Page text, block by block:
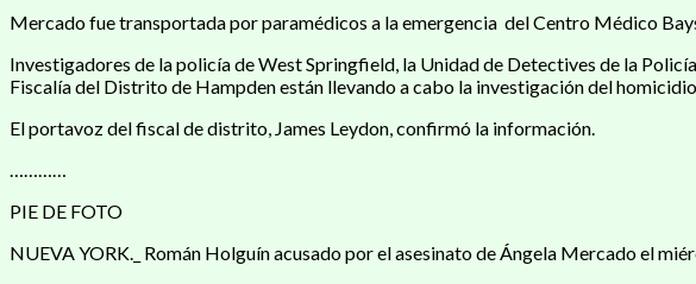
Mercado fue transportada por paramédicos a la emergencia del Centro Médico
Investigadores de la policía de West Springfield, la Unidad de Detectives de la
Fiscalía del Distrito de Hampden están llevando a cabo la investigación del
El portavoz del fiscal de distrito, James Leydon, confirmó la información.
…………
PIE DE FOTO
NUEVA YORK._ Román Holguín acusado por el asesinato de Ángela Mercado el